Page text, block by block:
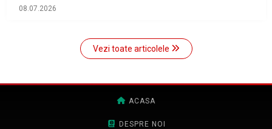
08.07.2026
Vezi toate articolele
ACASA
DESPRE NOI